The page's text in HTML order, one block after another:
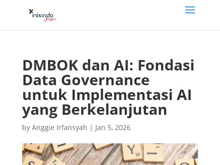
DMBOK dan AI: Fondasi
Data Governance
untuk Implementasi AI
yang Berkelanjutan
by Anggie Irfansyah | Jan 5, 2026